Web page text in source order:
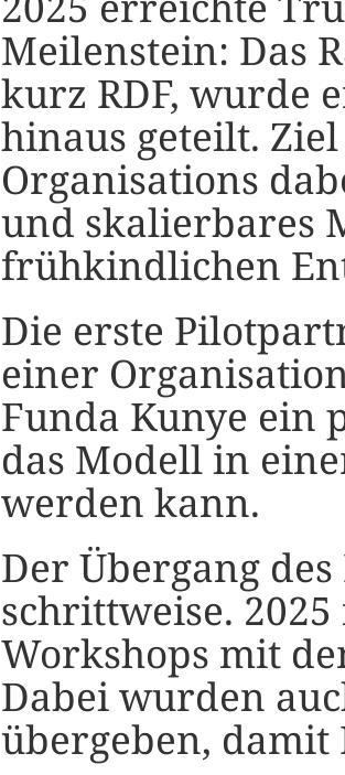
Meilenstein: Das
kurz RDF, wurde
hinaus geteilt.
Organisations
und skalierbares
frühkindlichen
Die erste
einer
Funda Kunye ein
das Modell in
werden kann.
Der Übergang
schrittweise.
Workshops mit
Dabei wurden
übergeben,